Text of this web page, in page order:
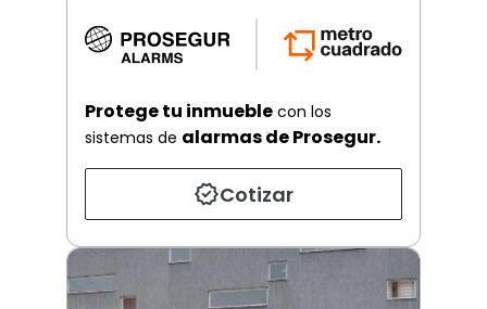
Protege tu inmueble con los
sistemas de alarmas de Prosegur.
Cotizar